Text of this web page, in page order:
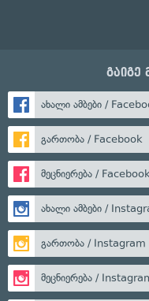
გაიგე
ახალი ამბები /
გართობა / Facebook
მეცნიერება / Facebook
ახალი ამბები /
გართობა / Instagram
მეცნიერება /